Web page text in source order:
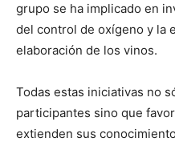
grupo se ha implicado en
del control de oxígeno y la
elaboración de los vinos.
Todas estas iniciativas no
participantes sino que
extienden sus